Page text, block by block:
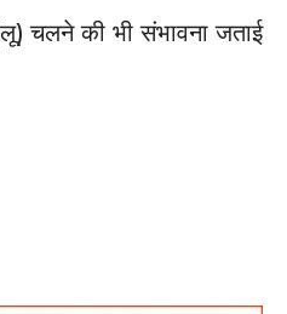
चलने की भी संभावना जताई